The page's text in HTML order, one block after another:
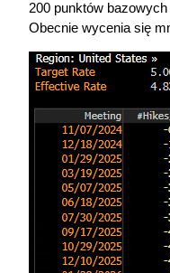
200 punktów
Obecnie wycenia się